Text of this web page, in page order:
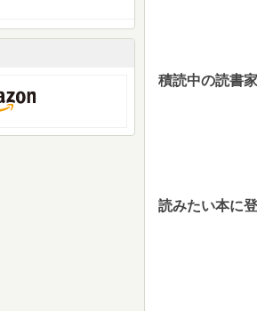
積読中の読書家
読みたい本に